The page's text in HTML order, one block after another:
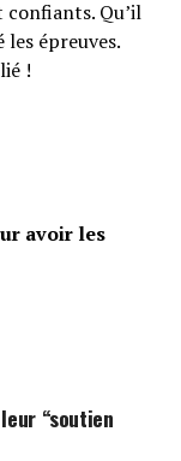
confiants. Qu’il
épreuves.
!
avoir les
“soutien